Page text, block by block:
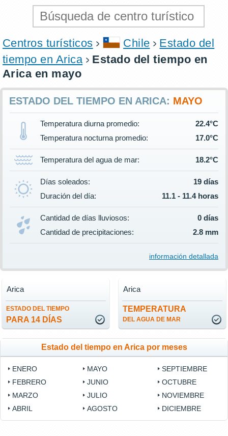
Centros turísticos Chile
Estado del
tiempo en Arica
Estado del tiempo en
Arica en mayo
ESTADO DEL TIEMPO EN ARICA: MAYO
Temperatura diurna promedio:
22.4°C
Temperatura nocturna promedio:
17.0°C
Temperatura del agua de mar: 18.2°C
Días soleados:
19 días
Duración del día:
11.1 - 11.4 horas
Cantidad de días lluviosos:
0 días
Cantidad de precipitaciones:
2.8 mm
información detallada
ESTADO DEL TIEMPO
PARA 14 DÍAS
Arica
TEMPERATURA
DEL AGUA DE MAR
Arica
Estado del tiempo en Arica por meses
ENERO
FEBRERO
MARZO
ABRIL
MAYO
JUNIO
JULIO
AGOSTO
SEPTIEMBRE
OCTUBRE
NOVIEMBRE
DICIEMBRE